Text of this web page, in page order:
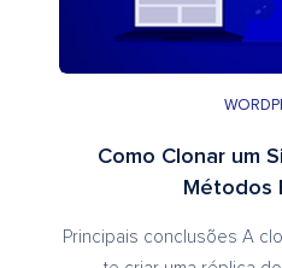
Como Clonar um
Métodos
Principais conclusões A